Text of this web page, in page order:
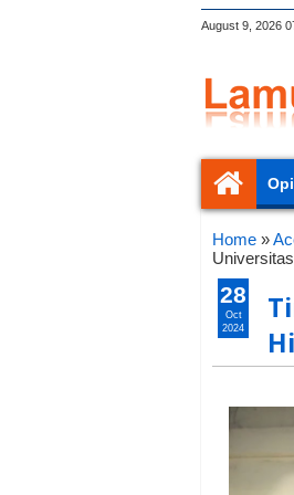
August 9, 2026
Home »
28
Oct
2024